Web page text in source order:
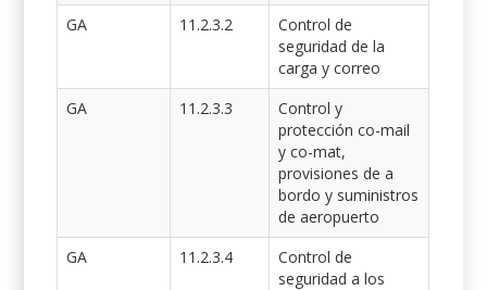
GA
11.2.3.2
Control de
seguridad de la
carga y correo
GA
11.2.3.3
Control y
protección co-mail
y co-mat,
provisiones de a
bordo y suministros
de aeropuerto
GA
11.2.3.4
Control de
seguridad a los